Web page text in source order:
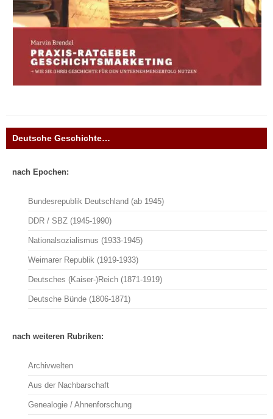
Deutsche Geschichte…
nach Epochen:
Bundesrepublik Deutschland (ab 1945)
DDR / SBZ (1945-1990)
Nationalsozialismus (1933-1945)
Weimarer Republik (1919-1933)
Deutsches (Kaiser-)Reich (1871-1919)
Deutsche Bünde (1806-1871)
nach weiteren Rubriken:
Archivwelten
Aus der Nachbarschaft
Genealogie / Ahnenforschung